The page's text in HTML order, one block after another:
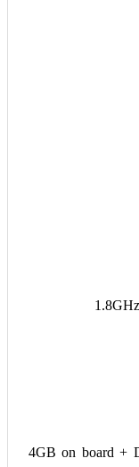
4GB on board +